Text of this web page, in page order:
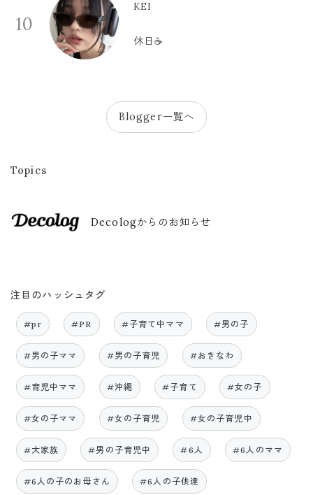
10
KEI
休日☕️
Blogger一覧へ
Topics
Decologからのお知らせ
注目のハッシュタグ
#pr #PR #子育て中ママ #男の子
#男の子ママ #男の子育児 #おきなわ
#育児中ママ #沖縄 #子育て #女の子
#女の子ママ #女の子育児 #女の子育児中
#大家族 #男の子育児中 #6人 #6人のママ
#6人の子のお母さん #6人の子供達